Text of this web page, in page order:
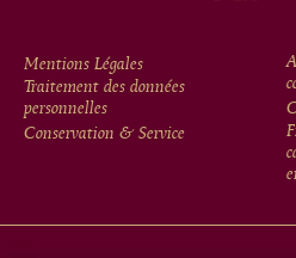
FOOTER
MENU
Mentions Légales
Traitement des données
personnelles
Conservation & Service